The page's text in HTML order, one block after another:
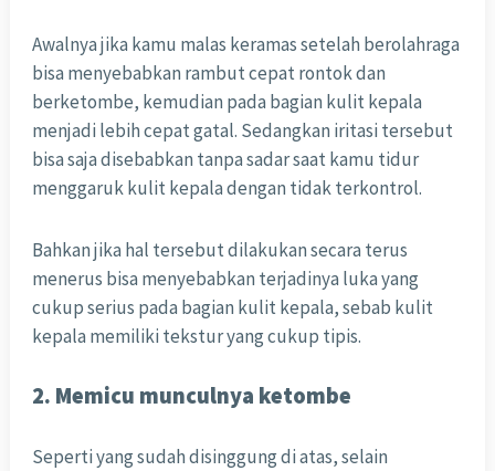
Awalnya jika kamu malas keramas setelah berolahraga
bisa menyebabkan rambut cepat rontok dan
berketombe, kemudian pada bagian kulit kepala
menjadi lebih cepat gatal. Sedangkan iritasi tersebut
bisa saja disebabkan tanpa sadar saat kamu tidur
menggaruk kulit kepala dengan tidak terkontrol.
Bahkan jika hal tersebut dilakukan secara terus
menerus bisa menyebabkan terjadinya luka yang
cukup serius pada bagian kulit kepala, sebab kulit
kepala memiliki tekstur yang cukup tipis.
2. Memicu munculnya ketombe
Seperti yang sudah disinggung di atas, selain